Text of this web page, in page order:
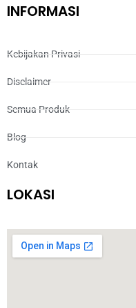
INFORMASI
Kebijakan Privasi
Disclaimer
Semua Produk
Blog
Kontak
LOKASI